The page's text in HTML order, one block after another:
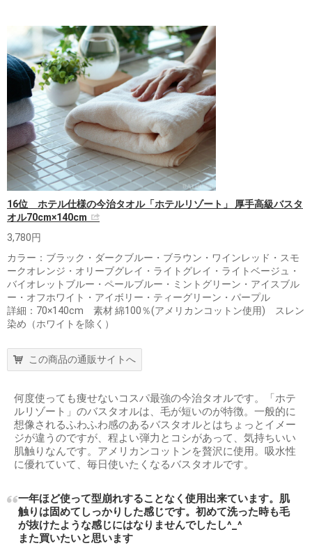
16位 ホテル仕様の今治タオル「ホテルリゾート」 厚手高級バスタ
オル70cm×140cm
3,780円
カラー：ブラック・ダークブルー・ブラウン・ワインレッド・スモ
ークオレンジ・オリーブグレイ・ライトグレイ・ライトベージュ・
バイオレットブルー・ペールブルー・ミントグリーン・アイスブル
ー・オフホワイト・アイボリー・ティーグリーン・パープル
詳細：70×140cm 素材 綿100％(アメリカンコットン使用) スレン
染め（ホワイトを除く）
この商品の通販サイトへ
何度使っても痩せないコスパ最強の今治タオルです。「ホテ
ルリゾート」のバスタオルは、毛が短いのが特徴。一般的に
想像されるふわふわ感のあるバスタオルとはちょっとイメー
ジが違うのですが、程よい弾力とコシがあって、気持ちいい
肌触りなんです。アメリカンコットンを贅沢に使用。吸水性
に優れていて、毎日使いたくなるバスタオルです。
一年ほど使って型崩れすることなく使用出来ています。肌
触りは固めてしっかりした感じです。初めて洗った時も毛
が抜けたような感じにはなりませんでしたし^_^
また買いたいと思います